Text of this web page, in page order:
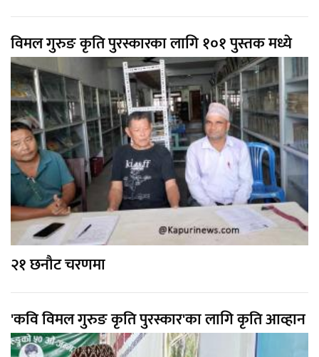
विमल गुरुङ कृति पुरस्कारका लागि १०१ पुस्तक मध्ये
२१ छनौट चरणमा
'कवि विमल गुरुङ कृति पुरस्कार'का लागि कृति आव्हान